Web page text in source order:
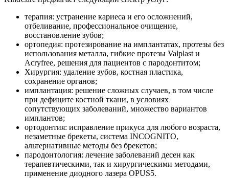
терапия: устранение кариеса и его осложнений,
отбеливание, профессиональное очищение,
восстановление зубов;
ортопедия: протезирование на имплантатах, протезы без
использования металла, гибкие протезы Valplast и
Acryfree, решения для пациентов с пародонтитом;
Хирургия: удаление зубов, костная пластика,
сохранение органов;
имплантация: решение сложных случаев, в том числе
при дефиците костной ткани, в условиях
сопутствующих заболеваний, множество вариантов
имплантов;
ортодонтия: исправление прикуса для любого возраста,
незаметные брекеты, система INCOGNITO,
альтернативные методы без брекетов;
пародонтология: лечение заболеваний десен как
терапевтическими, так и хирургическими методами,
применение диодного лазера OPUS5.